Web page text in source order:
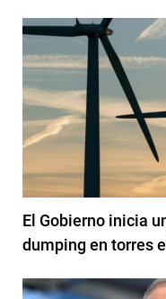
El Gobierno inicia
dumping en torres